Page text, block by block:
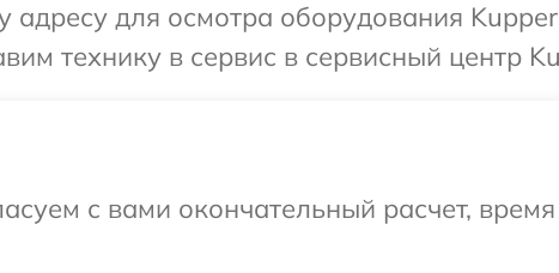
для осмотра оборудования
технику в сервис в сервисный центр
с вами окончательный расчет,